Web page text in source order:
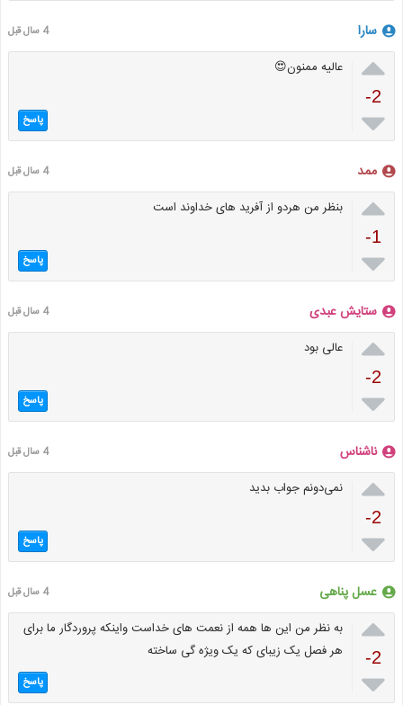
سارا 4 سال قبل

-2

عالیه ممنون😍
پاسخ
ممد 4 سال قبل

-1

بنظر من هردو از آفرید های خداوند است
پاسخ
ستایش عبدی 4 سال قبل

-2

عالی بود
پاسخ
ناشناس 4 سال قبل

-2

نمی‌دونم جواب بدید
پاسخ
عسل پناهی 4 سال قبل

-2

به نظر من این ها همه از نعمت های خداست واینکه پروردگار ما برای
هر فصل یک زیبای که یک ویژه گی ساخته
پاسخ